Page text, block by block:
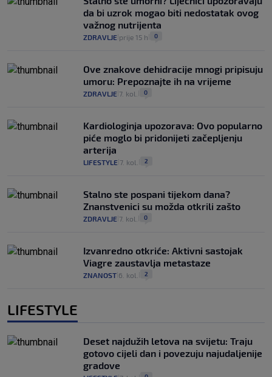
da bi uzrok mogao biti nedostatak ovog
važnog nutrijenta
ZDRAVLJE prije 15 h 0
Ove znakove dehidracije mnogi pripisuju
umoru: Prepoznajte ih na vrijeme
ZDRAVLJE 7. kol. 0
Kardiologinja upozorava: Ovo popularno
piće moglo bi pridonijeti začepljenju
arterija
LIFESTYLE 7. kol. 2
Stalno ste pospani tijekom dana?
Znanstvenici su možda otkrili zašto
ZDRAVLJE 7. kol. 0
Izvanredno otkriće: Aktivni sastojak
Viagre zaustavlja metastaze
ZNANOST 6. kol. 2
LIFESTYLE
Deset najdužih letova na svijetu: Traju
gotovo cijeli dan i povezuju najudaljenije
gradove